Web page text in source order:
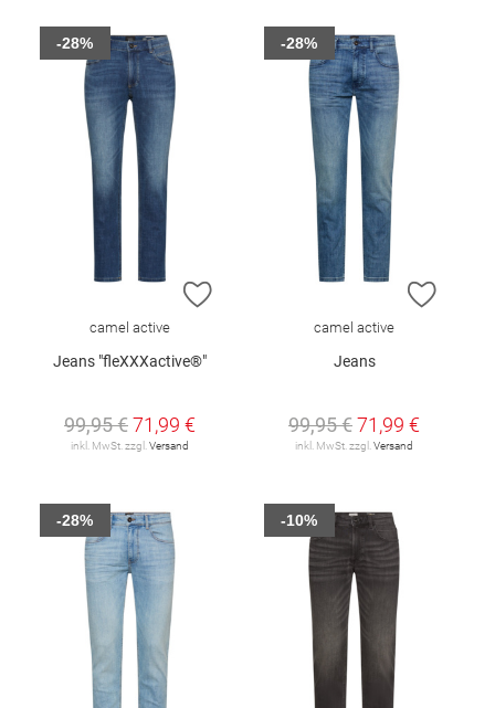
ZUR WUNSCHLISTE HINZUFÜGEN
camel active
Jeans "fleXXXactive®"
99,95 €71,99 €
inkl. MwSt. zzgl.Versand
-28%
ZUR
camel active
Jeans
99,95 €71,99 €
inkl. MwSt. zzgl.Versand
-28%
-28% -10%